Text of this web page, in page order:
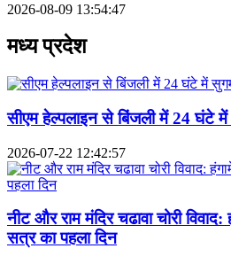
2026-08-09 13:54:47
मध्य प्रदेश
सीएम हेल्पलाइन से बिंजली में 24 घंटे
2026-07-22 12:42:57
नीट और राम मंदिर चढावा चोरी
सत्र का पहला दिन